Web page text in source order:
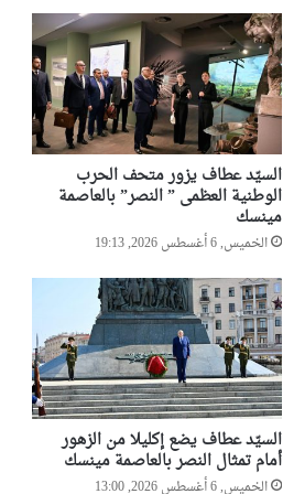
السيّد عطاف يزور متحف الحرب
الوطنية العظمى ” النصر” بالعاصمة
مينسك
الخميس, 6 أغسطس 2026, 19:13
السيّد عطاف يضع إكليلا من الزهور
أمام تمثال النصر بالعاصمة مينسك
الخميس, 6 أغسطس 2026, 13:00